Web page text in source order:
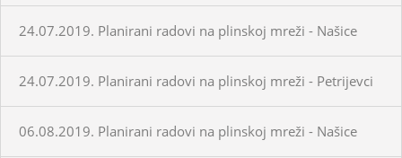
24.07.2019. Planirani radovi na plinskoj mreži - Našice
24.07.2019. Planirani radovi na plinskoj mreži - Petrijevci
06.08.2019. Planirani radovi na plinskoj mreži - Našice